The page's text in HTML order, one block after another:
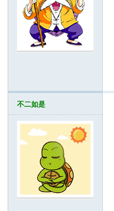
不二如是